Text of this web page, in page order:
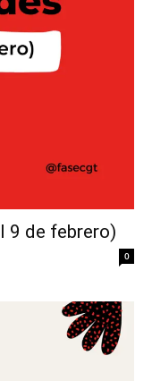
9 de febrero)
0